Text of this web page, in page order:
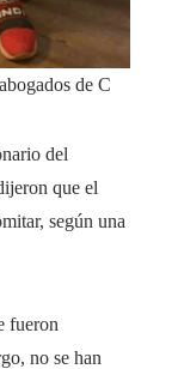
de C
del
que el
según una
fueron
no se han